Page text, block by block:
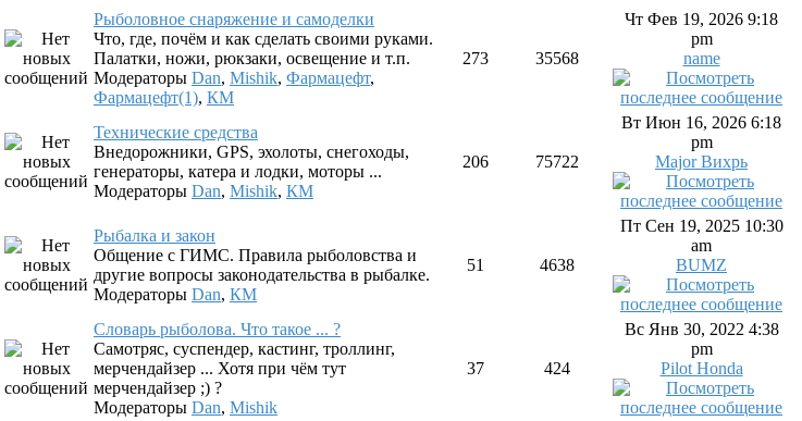
Рыболовное снаряжение и самоделки
Что, где, почём и как сделать своими руками.
Палатки, ножи, рюкзаки, освещение и т.п.
Модераторы Dan, Mishik, Фармацефт,
Фармацефт(1), КМ
273 35568
Чт Фев 19, 2026 9:18
pm
name
Технические средства
Внедорожники, GPS, эхолоты, снегоходы,
генераторы, катера и лодки, моторы ...
Модераторы Dan, Mishik, КМ
206 75722
Вт Июн 16, 2026 6:18
pm
Major Вихрь
Рыбалка и закон
Общение с ГИМС. Правила рыболовства и
другие вопросы законодательства в рыбалке.
Модераторы Dan, КМ
51 4638
Пт Сен 19, 2025 10:30
am
BUMZ
Словарь рыболова. Что такое ... ?
Самотряс, суспендер, кастинг, троллинг,
мерчендайзер ... Хотя при чём тут
мерчендайзер ;) ?
Модераторы Dan, Mishik
37 424
Вс Янв 30, 2022 4:38
pm
Pilot Honda